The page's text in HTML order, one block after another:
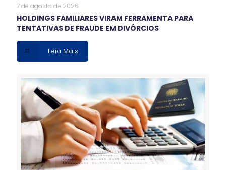
7 de agosto de 2026
HOLDINGS FAMILIARES VIRAM FERRAMENTA PARA
TENTATIVAS DE FRAUDE EM DIVÓRCIOS
Leia Mais